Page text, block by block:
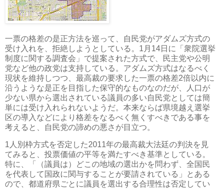
一票の格差の是正方法を巡って、自民党がアダムズ方式の
受け入れを、拒絶しようとしている。1月14日に「衆院選挙
制度に関する調査会」で提案された方式で、民主党や公明
党など他の政党は支持している。アダムズ方式はなるべく
現状を維持しつつ、最高裁の要求した一票の格差2倍以内に
沿うような是正を目指した保守的なものなのだが、人口が
少ない県から選出されている議員の多い自民党としては簡
単には受け入れられないようだ。本来ならば県境越え選挙
区の導入などにより格差をなるべく無くすべきである事を
考えると、自民党の諦めの悪さが目立つ。
1人別枠方式を否定した2011年の最高裁大法廷の判決を見
てみると、投票価値の平等を満たすべき基準としている。
特に、「（議員は）どこの地域の選出かを問わず、全国民
を代表して国政に関与することが要請されている」とある
ので、都道府県ごとに議員を選出する合理性は否定してい